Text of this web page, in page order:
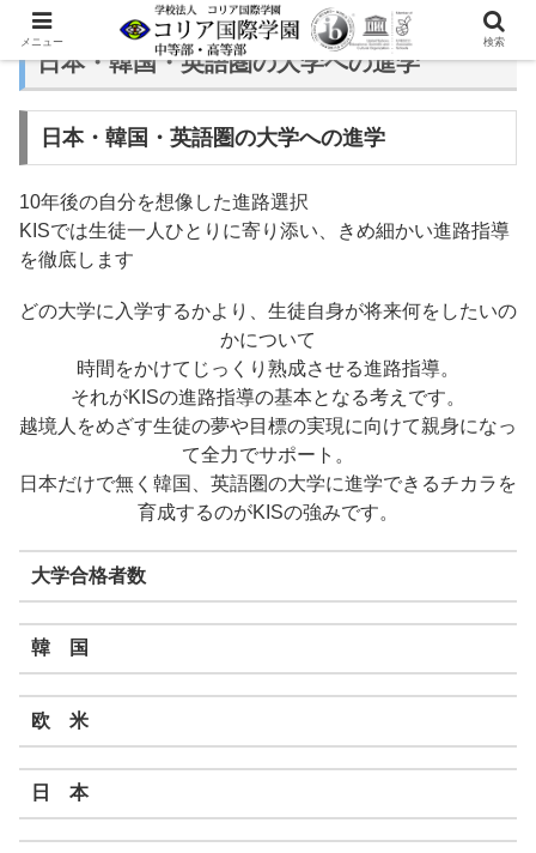
日本・韓国・英語圏の大学への進学
日本・韓国・英語圏の大学への進学
10年後の自分を想像した進路選択
KISでは生徒一人ひとりに寄り添い、きめ細かい進路指導
を徹底します
どの大学に入学するかより、生徒自身が将来何をしたいの
かについて
時間をかけてじっくり熟成させる進路指導。
それがKISの進路指導の基本となる考えです。
越境人をめざす生徒の夢や目標の実現に向けて親身になっ
て全力でサポート。
日本だけで無く韓国、英語圏の大学に進学できるチカラを
育成するのがKISの強みです。
大学合格者数
韓 国
欧 米
日 本
メニュー 検索